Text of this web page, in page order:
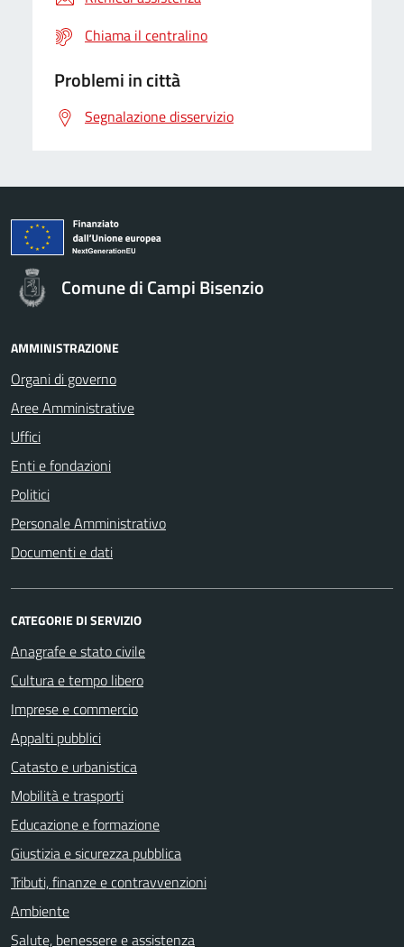
Chiama il centralino
Problemi in città
Segnalazione disservizio
Comune di Campi Bisenzio
AMMINISTRAZIONE
Organi di governo
Aree Amministrative
Uffici
Enti e fondazioni
Politici
Personale Amministrativo
Documenti e dati
CATEGORIE DI SERVIZIO
Anagrafe e stato civile
Cultura e tempo libero
Imprese e commercio
Appalti pubblici
Catasto e urbanistica
Mobilità e trasporti
Educazione e formazione
Giustizia e sicurezza pubblica
Tributi, finanze e contravvenzioni
Ambiente
Salute, benessere e assistenza